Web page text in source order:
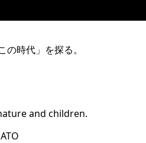
時代」を探る。
and children.